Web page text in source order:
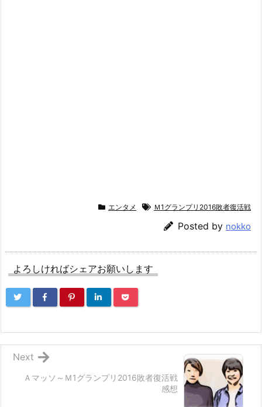
エンタメ Ｍ1グランプリ2016敗者復活戦
Posted by nokko
よろしければシェアお願いします
Ａマッソ～Ｍ1グランプリ2016敗者復活戦
感想
Next